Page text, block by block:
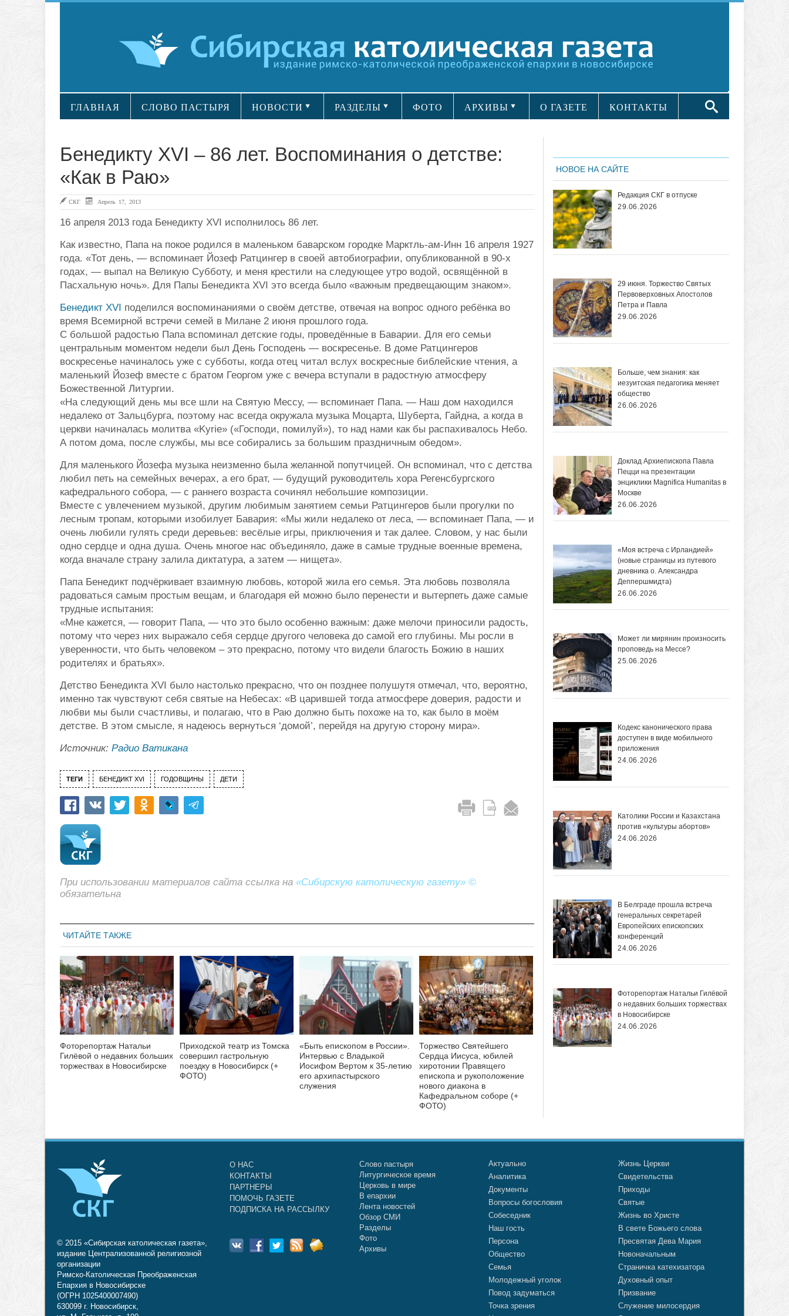
ГЛАВНАЯ СЛОВО ПАСТЫРЯ НОВОСТИ РАЗДЕЛЫ ФОТО АРХИВЫ О ГАЗЕТЕ КОНТАКТЫ
Бенедикту XVI – 86 лет. Воспоминания о детстве:
«Как в Раю»
СКГ Апрель 17, 2013
16 апреля 2013 года Бенедикту XVI исполнилось 86 лет.
Как известно, Папа на покое родился в маленьком баварском городке Марктль-ам-Инн 16 апреля 1927
года. «Тот день, — вспоминает Йозеф Ратцингер в своей автобиографии, опубликованной в 90-х
годах, — выпал на Великую Субботу, и меня крестили на следующее утро водой, освящённой в
Пасхальную ночь». Для Папы Бенедикта XVI это всегда было «важным предвещающим знаком».
Бенедикт XVI поделился воспоминаниями о своём детстве, отвечая на вопрос одного ребёнка во
время Всемирной встречи семей в Милане 2 июня прошлого года.
С большой радостью Папа вспоминал детские годы, проведённые в Баварии. Для его семьи
центральным моментом недели был День Господень — воскресенье. В доме Ратцингеров
воскресенье начиналось уже с субботы, когда отец читал вслух воскресные библейские чтения, а
маленький Йозеф вместе с братом Георгом уже с вечера вступали в радостную атмосферу
Божественной Литургии.
«На следующий день мы все шли на Святую Мессу, — вспоминает Папа. — Наш дом находился
недалеко от Зальцбурга, поэтому нас всегда окружала музыка Моцарта, Шуберта, Гайдна, а когда в
церкви начиналась молитва «Kyrie» («Господи, помилуй»), то над нами как бы распахивалось Небо.
А потом дома, после службы, мы все собирались за большим праздничным обедом».
Для маленького Йозефа музыка неизменно была желанной попутчицей. Он вспоминал, что с детства
любил петь на семейных вечерах, а его брат, — будущий руководитель хора Регенсбургского
кафедрального собора, — с раннего возраста сочинял небольшие композиции.
Вместе с увлечением музыкой, другим любимым занятием семьи Ратцингеров были прогулки по
лесным тропам, которыми изобилует Бавария: «Мы жили недалеко от леса, — вспоминает Папа, — и
очень любили гулять среди деревьев: весёлые игры, приключения и так далее. Словом, у нас были
одно сердце и одна душа. Очень многое нас объединяло, даже в самые трудные военные времена,
когда вначале страну залила диктатура, а затем — нищета».
Папа Бенедикт подчёркивает взаимную любовь, которой жила его семья. Эта любовь позволяла
радоваться самым простым вещам, и благодаря ей можно было перенести и вытерпеть даже самые
трудные испытания:
«Мне кажется, — говорит Папа, — что это было особенно важным: даже мелочи приносили радость,
потому что через них выражало себя сердце другого человека до самой его глубины. Мы росли в
уверенности, что быть человеком – это прекрасно, потому что видели благость Божию в наших
родителях и братьях».
Детство Бенедикта XVI было настолько прекрасно, что он позднее полушутя отмечал, что, вероятно,
именно так чувствуют себя святые на Небесах: «В царившей тогда атмосфере доверия, радости и
любви мы были счастливы, и полагаю, что в Раю должно быть похоже на то, как было в моём
детстве. В этом смысле, я надеюсь вернуться ‘домой’, перейдя на другую сторону мира».
Источник: Радио Ватикана
ТЕГИ БЕНЕДИКТ XVI ГОДОВЩИНЫ ДЕТИ
При использовании материалов сайта ссылка на «Сибирскую католическую газету» ©
обязательна
ЧИТАЙТЕ ТАКЖЕ
Фоторепортаж Натальи
Гилёвой о недавних больших
торжествах в Новосибирске
Приходской театр из Томска
совершил гастрольную
поездку в Новосибирск (+
ФОТО)
«Быть епископом в России».
Интервью с Владыкой
Иосифом Вертом к 35-летию
его архипастырского
служения
Торжество Святейшего
Сердца Иисуса, юбилей
хиротонии Правящего
епископа и рукоположение
нового диакона в
Кафедральном соборе (+
ФОТО)
НОВОЕ НА САЙТЕ
Редакция СКГ в отпуске
29.06.2026
29 июня. Торжество Святых
Первоверховных Апостолов
Петра и Павла
29.06.2026
Больше, чем знания: как
иезуитская педагогика меняет
общество
26.06.2026
Доклад Архиепископа Павла
Пецци на презентации
энциклики Magnifica Нumanitas в
Москве
26.06.2026
«Моя встреча с Ирландией»
(новые страницы из путевого
дневника о. Александра
Деппершмидта)
26.06.2026
Может ли мирянин произносить
проповедь на Мессе?
25.06.2026
Кодекс канонического права
доступен в виде мобильного
приложения
24.06.2026
Католики России и Казахстана
против «культуры абортов»
24.06.2026
В Белграде прошла встреча
генеральных секретарей
Европейских епископских
конференций
24.06.2026
Фоторепортаж Натальи Гилёвой
о недавних больших торжествах
в Новосибирске
24.06.2026
© 2015 «Сибирская католическая газета»,
издание Централизованной религиозной
организации
Римско-Католическая Преображенская
Епархия в Новосибирске
(ОГРН 1025400007490)
630099 г. Новосибирск,
О НАС
КОНТАКТЫ
ПАРТНЕРЫ
ПОМОЧЬ ГАЗЕТЕ
ПОДПИСКА НА РАССЫЛКУ
Слово пастыря
Литургическое время
Церковь в мире
В епархии
Лента новостей
Обзор СМИ
Разделы
Фото
Архивы
Актуально
Аналитика
Документы
Вопросы богословия
Собеседник
Наш гость
Персона
Общество
Семья
Молодежный уголок
Повод задуматься
Точка зрения
Жизнь Церкви
Свидетельства
Приходы
Святые
Жизнь во Христе
В свете Божьего слова
Пресвятая Дева Мария
Новоначальным
Страничка катехизатора
Духовный опыт
Призвание
Служение милосердия